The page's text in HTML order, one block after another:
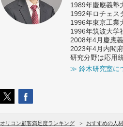
1989年慶應義塾
1992年ロチェス
1996年東京工業
1996年筑波大学
2008年4月慶應
2023年4月内閣
研究分野は応用
≫ 鈴木研究室に
オリコン顧客満足度ランキング おすすめの人